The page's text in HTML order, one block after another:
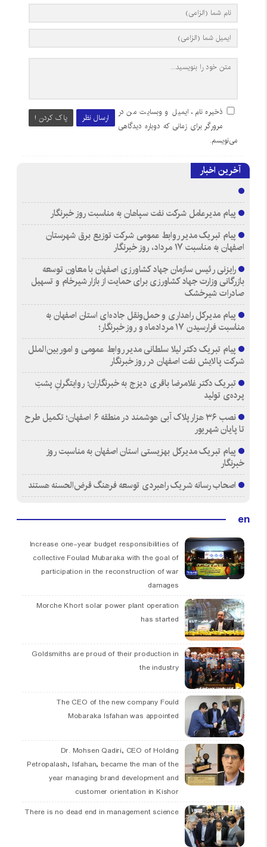
ارسال نظر پاک کردن !
ذخیره نام، ایمیل و وبسایت من در
مرورگر برای زمانی که دوباره دیدگاهی
می‌نویسم.
آخرین اخبار
پیام مدیرعامل شرکت نفت سپاهان به مناسبت روز خبرنگار
پیام تبریک مدیر روابط عمومی شرکت توزیع برق شهرستان
اصفهان به مناسبت ۱۷ مرداد، روز خبرنگار
رایزنی رئیس سازمان جهاد کشاورزی اصفهان با معاون توسعه
بازرگانی وزارت جهاد کشاورزی برای حمایت از بازار شیرخام و تسهیل
صادرات شیرخشک
پیام مدیرکل راهداری و حمل‌ونقل جاده‌ای استان اصفهان به
مناسبت فرارسیدن ۱۷ مردادماه و روز خبرنگار؛
پیام تبریک دکتر لیلا سلطانی مدیر روابط عمومی و امور بین‌الملل
شرکت پالایش نفت اصفهان در روز خبرنگار
تبریک دکتر غلامرضا باقری دیزج به خبرنگاران؛ روایتگرانِ پشتِ
پرده‌ی تولید
نصب ۳۶ هزار پلاک آبی هوشمند در منطقه ۶ اصفهان؛ تکمیل طرح
تا پایان شهریور
پیام تبریک مدیرکل بهزیستی استان اصفهان به مناسبت روز
خبرنگار
اصحاب رسانه شریک راهبردی توسعه فرهنگ قرض‌الحسنه هستند
en
Increase one-year budget responsibilities of
collective Foulad Mubaraka with the goal of
participation in the reconstruction of war
damages
Morche Khort solar power plant operation
has started
Goldsmiths are proud of their production in
the industry
The CEO of the new company Fould
Mobaraka Isfahan was appointed
Dr. Mohsen Qadiri, CEO of Holding
Petropalash, Isfahan, became the man of the
year managing brand development and
customer orientation in Kishor
There is no dead end in management science